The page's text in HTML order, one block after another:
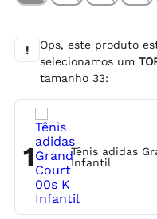
! Ops, este produto
selecionamos um
tamanho33:
1
Tênis adidas
Infantil